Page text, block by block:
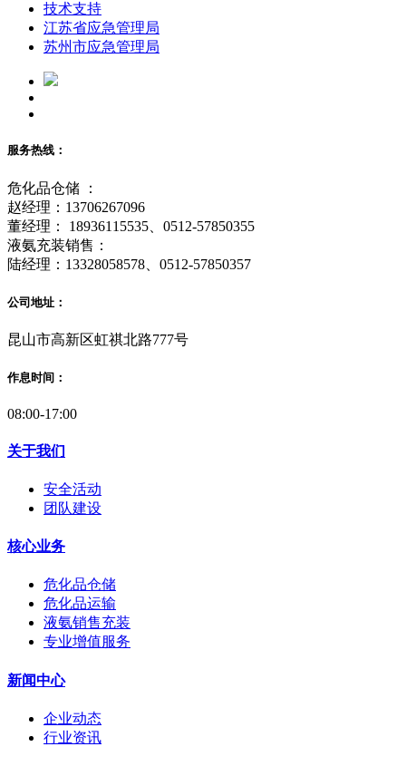
技术支持
江苏省应急管理局
苏州市应急管理局
服务热线：
危化品仓储 ：
赵经理：13706267096
董经理： 18936115535、0512-57850355
液氨充装销售：
陆经理：13328058578、0512-57850357
公司地址：
昆山市高新区虹祺北路777号
作息时间：
08:00-17:00
关于我们
安全活动
团队建设
核心业务
危化品仓储
危化品运输
液氨销售充装
专业增值服务
新闻中心
企业动态
行业资讯